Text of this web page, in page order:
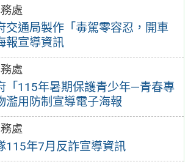
處
交通局製作「毒駕零容忍，開車
報宣導資訊
處
「115年暑期保護青少年—青春專
濫用防制宣導電子海報
處
115年7月反詐宣導資訊